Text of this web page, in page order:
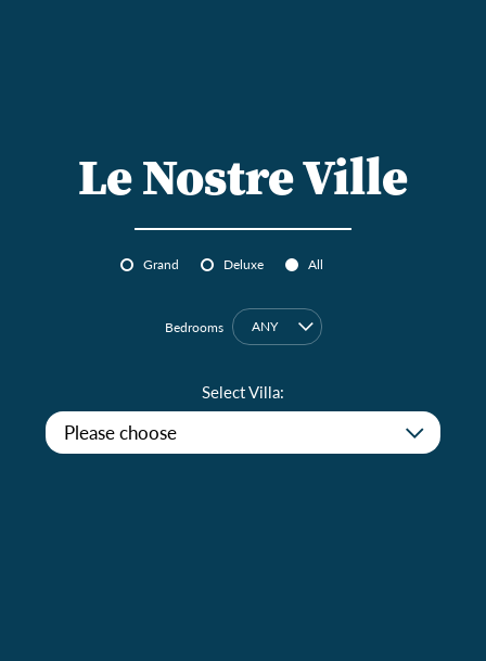
Le NostreVille
Grand Deluxe All
Bedrooms ANY
Select Villa: